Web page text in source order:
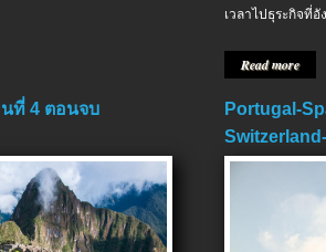
เวลาไปธุระกิจที่อั
Read more
นที่ 4 ตอนจบ
Portugal-